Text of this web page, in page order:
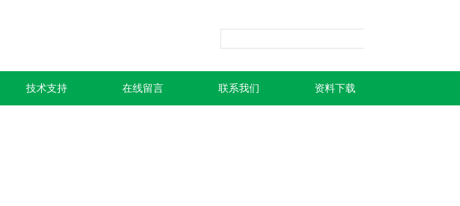
技术支持 在线留言 联系我们 资料下载